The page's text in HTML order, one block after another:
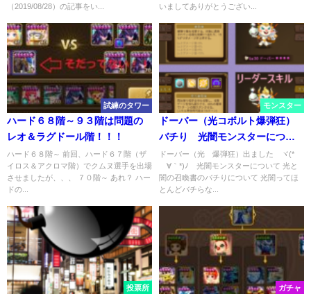
（2019/08/28）の記事をい...
いましてありがとうござい...
試練のタワー
ハード６８階～９３階は問題の
レオ＆ラグドール階！！！
ハード６８階～ 前回、ハード６７階（ザ
イロス＆アクロマ階）でクムヌ選手を出場
させましたが、、、 ７０階～ あれ？ ハー
ドの...
モンスター
ドーバー（光コボルト爆弾狂）
バチり 光闇モンスターについ
て
ドーバー（光 爆弾狂）出ました ヾ(*
´∀｀*)ﾉ 光闇モンスターについて 光と
闇の召喚書のバチりについて 光闇ってほ
とんどバチらな...
投票所 ガチャ